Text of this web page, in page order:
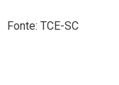
Fonte: TCE-SC